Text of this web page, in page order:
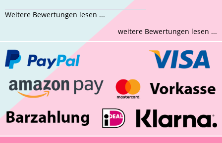
Weitere Bewertungen lesen ...
weitere Bewertungen lesen ...